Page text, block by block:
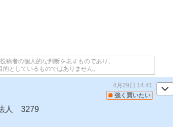
稿者の個人的な判断を表すものであり、
としているものではありません。
強く買いたい
4月29日 14:41
人 3279